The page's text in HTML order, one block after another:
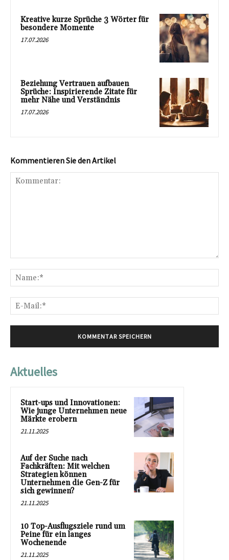
Kreative kurze Sprüche 3 Wörter für
besondere Momente
17.07.2026
Beziehung Vertrauen aufbauen
Sprüche: Inspirierende Zitate für
mehr Nähe und Verständnis
17.07.2026
Kommentieren Sie den Artikel
Aktuelles
Start-ups und Innovationen:
Wie junge Unternehmen neue
Märkte erobern
21.11.2025
Auf der Suche nach
Fachkräften: Mit welchen
Strategien können
Unternehmen die Gen-Z für
sich gewinnen?
21.11.2025
10 Top-Ausflugsziele rund um
Peine für ein langes
Wochenende
21.11.2025